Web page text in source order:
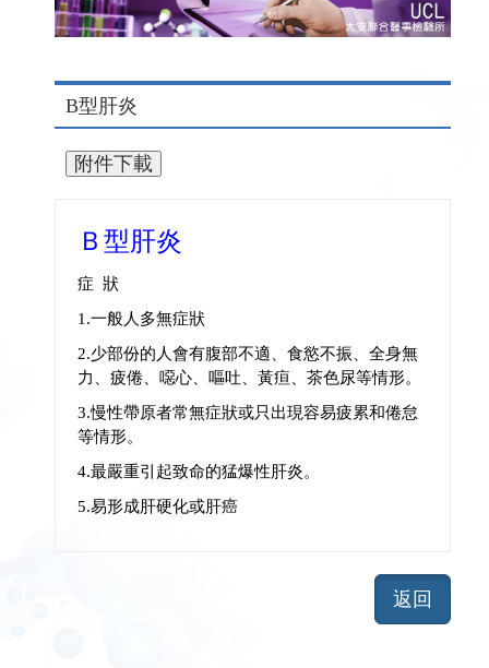
B型肝炎
Ｂ型肝炎
症 狀
1.一般人多無症狀
2.少部份的人會有腹部不適、食慾不振、全身無
力、疲倦、噁心、嘔吐、黃疸、茶色尿等情形。
3.慢性帶原者常無症狀或只出現容易疲累和倦怠
等情形。
4.最嚴重引起致命的猛爆性肝炎。
5.易形成肝硬化或肝癌